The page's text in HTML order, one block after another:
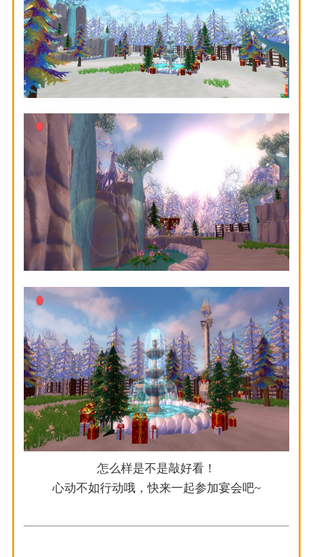
怎么样是不是敲好看！
心动不如行动哦，快来一起参加宴会吧~